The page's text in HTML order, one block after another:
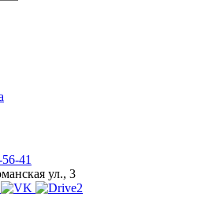
41
ул., 3